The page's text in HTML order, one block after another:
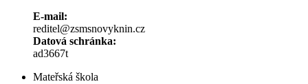
E-mail:
reditel@zsmsnovyknin.cz
Datová schránka:
ad3667t
Mateřská škola